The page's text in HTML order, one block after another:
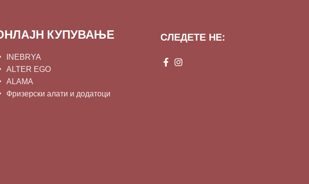
КУПУВАЊЕ
INEBRYA
ALTER EGO
ALAMA
Фризерски алати и додатоци
СЛЕДЕТЕ НЕ: